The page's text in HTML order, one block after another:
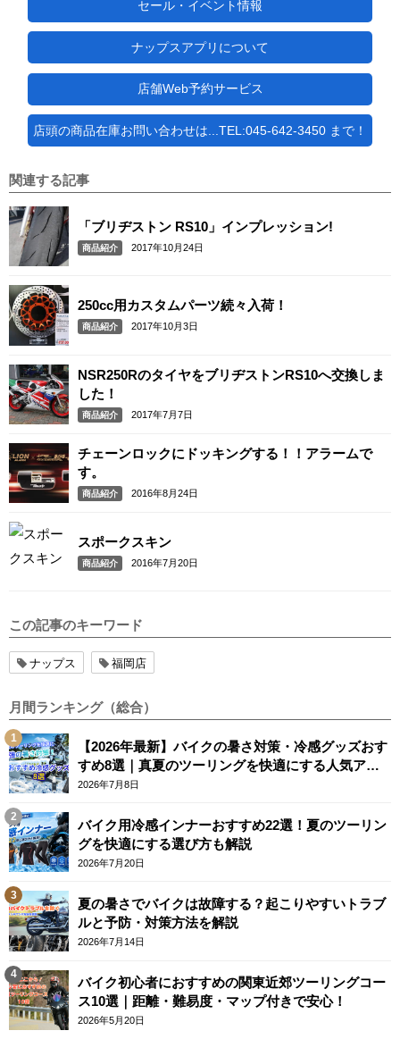
セール・イベント情報
ナップスアプリについて
店舗Web予約サービス
店頭の商品在庫お問い合わせは...TEL:045-642-3450 まで！
関連する記事
「ブリヂストン RS10」インプレッション!
商品紹介 2017年10月24日
250cc用カスタムパーツ続々入荷！
商品紹介 2017年10月3日
NSR250RのタイヤをブリヂストンRS10へ交換しま
した！
商品紹介 2017年7月7日
チェーンロックにドッキングする！！アラームで
す。
商品紹介 2016年8月24日
スポークスキン
商品紹介 2016年7月20日
この記事のキーワード
ナップス 福岡店
月間ランキング（総合）
【2026年最新】バイクの暑さ対策・冷感グッズおす
すめ8選｜真夏のツーリングを快適にする人気アイ
テム
2026年7月8日
バイク用冷感インナーおすすめ22選！夏のツーリン
グを快適にする選び方も解説
2026年7月20日
夏の暑さでバイクは故障する？起こりやすいトラブ
ルと予防・対策方法を解説
2026年7月14日
バイク初心者におすすめの関東近郊ツーリングコー
ス10選｜距離・難易度・マップ付きで安心！
2026年5月20日